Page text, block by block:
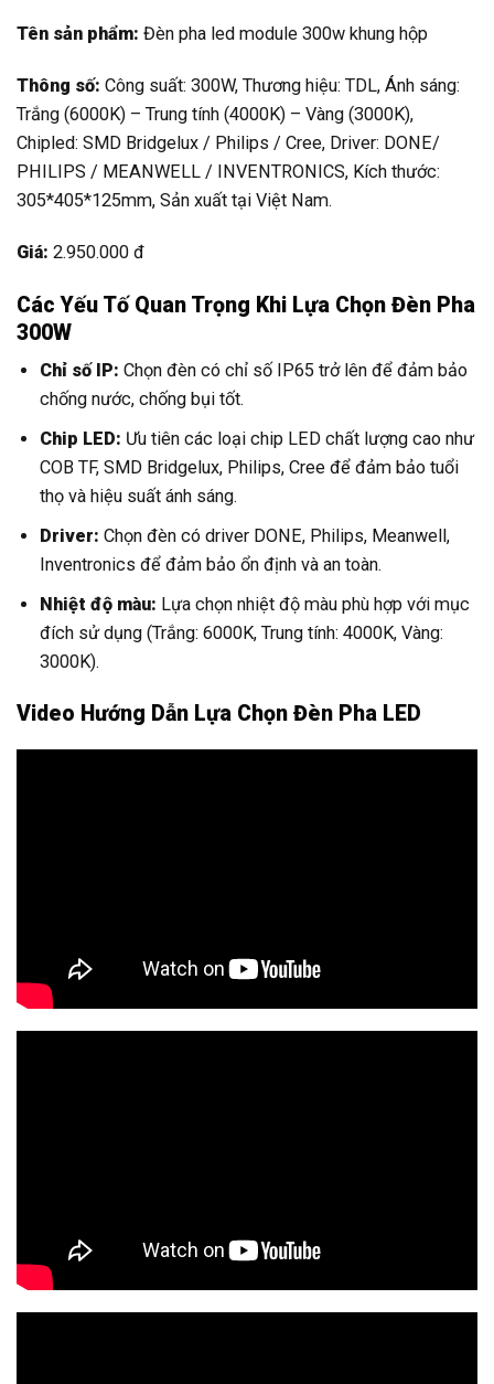
Tên sản phẩm: Đèn pha led module 300w khung hộp
Thông số: Công suất: 300W, Thương hiệu: TDL, Ánh sáng:
Trắng (6000K) – Trung tính (4000K) – Vàng (3000K),
Chipled: SMD Bridgelux / Philips / Cree, Driver: DONE/
PHILIPS / MEANWELL / INVENTRONICS, Kích thước:
305*405*125mm, Sản xuất tại Việt Nam.
Giá: 2.950.000 đ
Các Yếu Tố Quan Trọng Khi Lựa Chọn Đèn Pha
300W
Chỉ số IP: Chọn đèn có chỉ số IP65 trở lên để đảm bảo
chống nước, chống bụi tốt.
Chip LED: Ưu tiên các loại chip LED chất lượng cao như
COB TF, SMD Bridgelux, Philips, Cree để đảm bảo tuổi
thọ và hiệu suất ánh sáng.
Driver: Chọn đèn có driver DONE, Philips, Meanwell,
Inventronics để đảm bảo ổn định và an toàn.
Nhiệt độ màu: Lựa chọn nhiệt độ màu phù hợp với mục
đích sử dụng (Trắng: 6000K, Trung tính: 4000K, Vàng:
3000K).
Video Hướng Dẫn Lựa Chọn Đèn Pha LED